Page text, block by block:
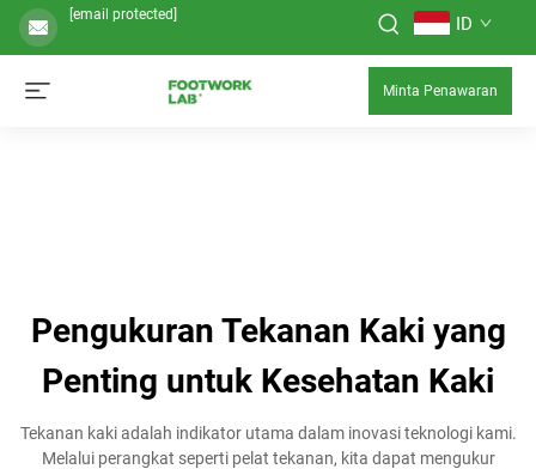
[email protected] ID
Minta Penawaran
Pengukuran Tekanan Kaki yang
Penting untuk Kesehatan Kaki
Tekanan kaki adalah indikator utama dalam inovasi teknologi kami.
Melalui perangkat seperti pelat tekanan, kita dapat mengukur